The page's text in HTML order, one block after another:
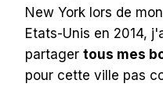
New York lors de
Etats-Unis en 2014,
partager tous mes
pour cette ville pas